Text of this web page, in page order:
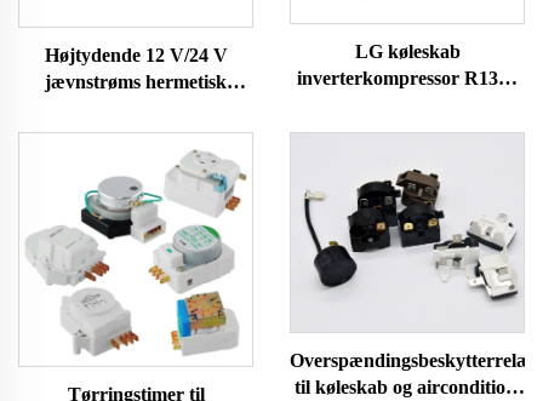
Højtydende 12 V/24 V
jævnstrøms hermetisk
køleanlæg til biler og
køleskabe
LG køleskab
inverterkompressor R134a
elektrisk luftkompressor
modeller
Tørringstimer til
Overspændingsbeskytterrelæ
til køleskab og aircondition,